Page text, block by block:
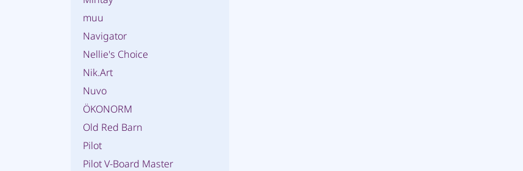
muu
Navigator
Nellie's Choice
Nik.Art
Nuvo
ÖKONORM
Old Red Barn
Pilot
Pilot V-Board Master